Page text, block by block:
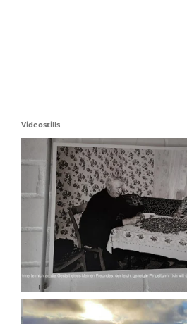
Videostills